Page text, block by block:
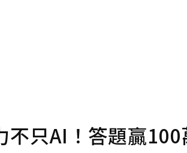
只AI！答題贏